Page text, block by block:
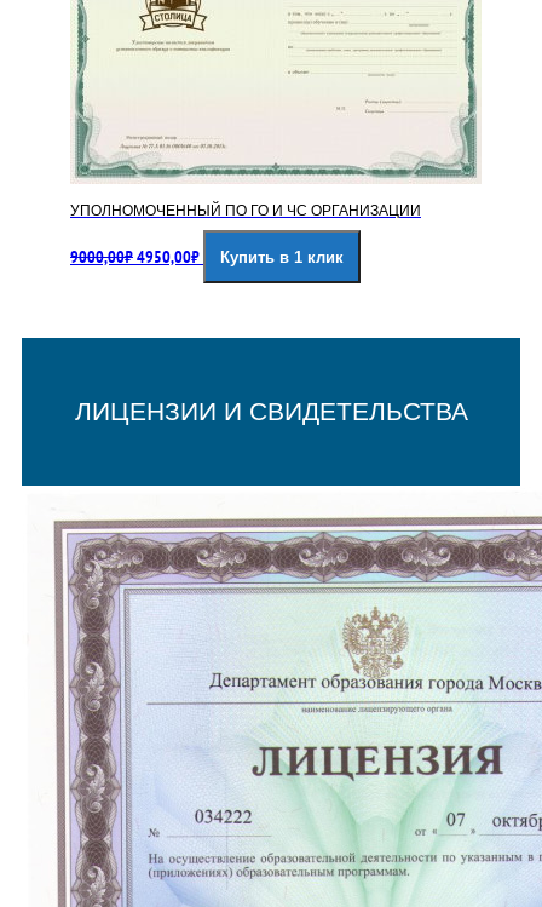
УПОЛНОМОЧЕННЫЙ ПО ГО И ЧС ОРГАНИЗАЦИИ
9000,00₽цена
4950,00₽цена:Купить в 1 клик
ЛИЦЕНЗИИ И СВИДЕТЕЛЬСТВА